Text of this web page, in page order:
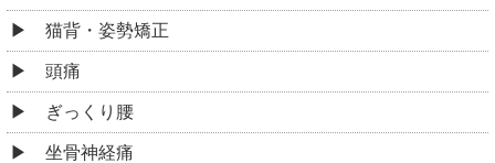
猫背・姿勢矯正
頭痛
ぎっくり腰
坐骨神経痛